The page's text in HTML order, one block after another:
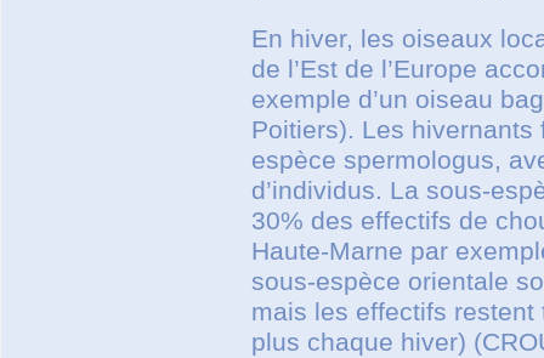
En hiver, les oiseaux
de l’Est de l’Europe
exemple d’un oiseau
Poitiers). Les
espèce spermologus,
d’individus. La sous-
30% des effectifs de
Haute-Marne par
sous-espèce orientale
mais les effectifs restent
plus chaque hiver)